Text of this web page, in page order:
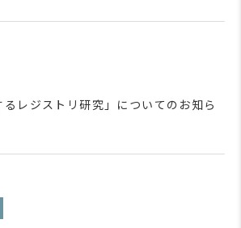
るレジストリ研究」についてのお知ら